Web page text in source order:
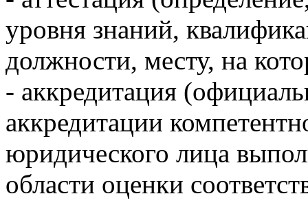
уровня знаний,
должности, месту, на
- аккредитация
аккредитации
юридического лица
области оценки